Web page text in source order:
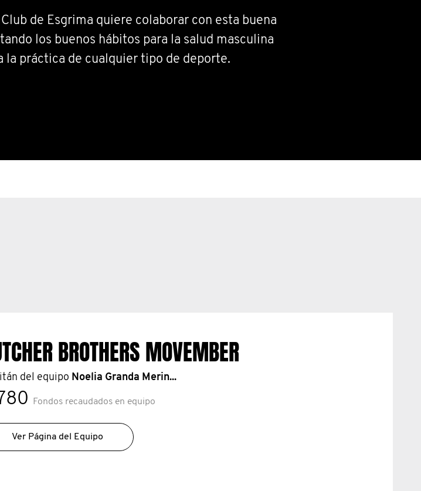
de Esgrima quiere colaborar con esta buena
los buenos hábitos para la salud masculina
la práctica de cualquier tipo de deporte.
BROTHERS MOVEMBER
del equipo Noelia Granda Merin...
Fondos recaudados en equipo
Ver Página del Equipo